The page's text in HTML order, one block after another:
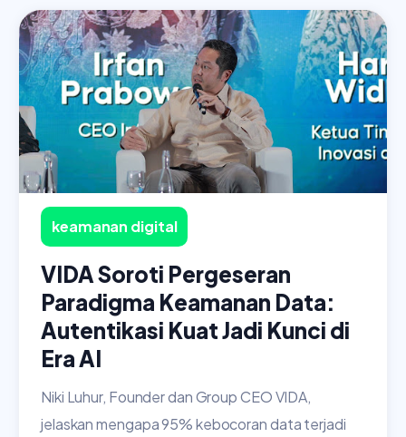
keamanan digital
VIDA Soroti Pergeseran
Paradigma Keamanan Data:
Autentikasi Kuat Jadi Kunci di
Era AI
Niki Luhur, Founder dan Group CEO VIDA,
jelaskan mengapa 95% kebocoran data terjadi